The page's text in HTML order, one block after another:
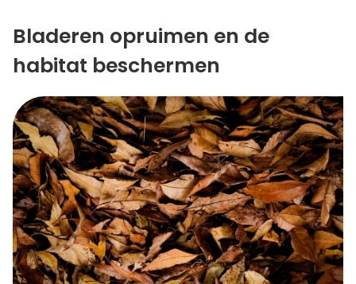
Bladeren opruimen en de
habitat beschermen